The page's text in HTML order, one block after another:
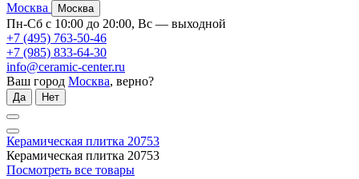
Москва
Москва
Пн-Сб с 10:00 до 20:00, Вс — выходной
+7 (495) 763-50-46
+7 (985) 833-64-30
info@ceramic-center.ru
Ваш город Москва, верно?
Да Нет
Керамическая плитка 20753
Керамическая плитка 20753
Посмотреть все товары